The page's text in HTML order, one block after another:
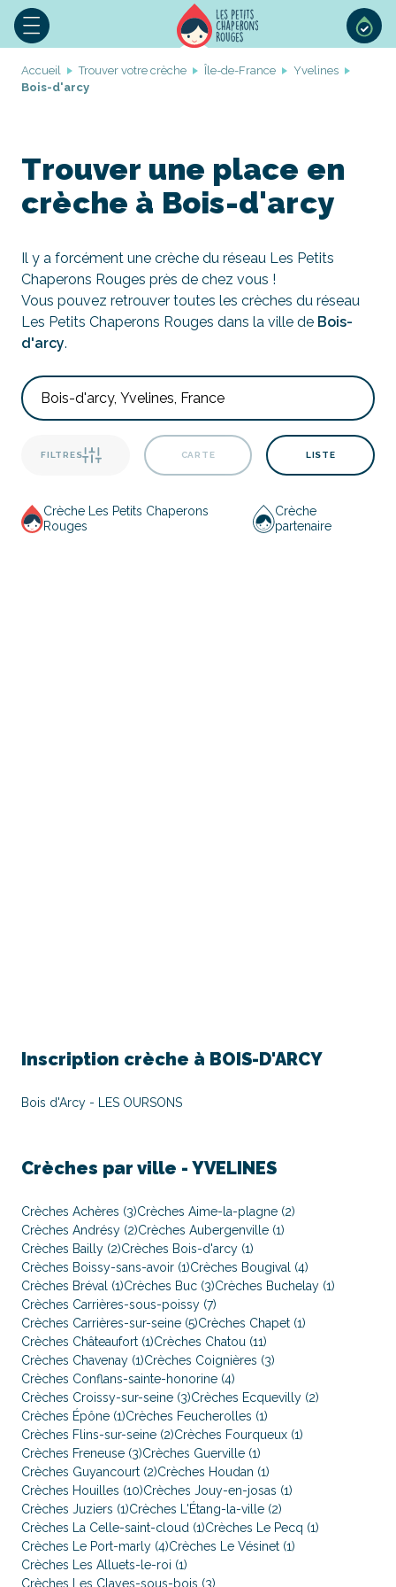
Accueil Trouver votre crèche Île-de-France
Yvelines
Bois-d'arcy
Trouver une place en
crèche à Bois-d'arcy
Il y a forcément une crèche du réseau Les Petits
Chaperons Rouges près de chez vous !
Vous pouvez retrouver toutes les crèches du réseau
Les Petits Chaperons Rouges dans la ville de Bois-
d'arcy.
FILTRES CARTE LISTE
Crèche Les Petits Chaperons
Rouges
Crèche
partenaire
Inscription crèche à BOIS-D'ARCY
Bois d'Arcy - LES OURSONS
Crèches par ville - YVELINES
Crèches Achères (3)Crèches Aime-la-plagne (2)
Crèches Andrésy (2)Crèches Aubergenville (1)
Crèches Bailly (2)Crèches Bois-d'arcy (1)
Crèches Boissy-sans-avoir (1)Crèches Bougival (4)
Crèches Bréval (1)Crèches Buc (3)Crèches Buchelay (1)
Crèches Carrières-sous-poissy (7)
Crèches Carrières-sur-seine (5)Crèches Chapet (1)
Crèches Châteaufort (1)Crèches Chatou (11)
Crèches Chavenay (1)Crèches Coignières (3)
Crèches Conflans-sainte-honorine (4)
Crèches Croissy-sur-seine (3)Crèches Ecquevilly (2)
Crèches Épône (1)Crèches Feucherolles (1)
Crèches Flins-sur-seine (2)Crèches Fourqueux (1)
Crèches Freneuse (3)Crèches Guerville (1)
Crèches Guyancourt (2)Crèches Houdan (1)
Crèches Houilles (10)Crèches Jouy-en-josas (1)
Crèches Juziers (1)Crèches L'Étang-la-ville (2)
Crèches La Celle-saint-cloud (1)Crèches Le Pecq (1)
Crèches Le Port-marly (4)Crèches Le Vésinet (1)
Crèches Les Alluets-le-roi (1)
Crèches Les Clayes-sous-bois (3)